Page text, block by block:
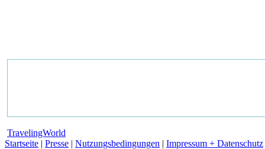
TravelingWorld
Startseite | Presse | Nutzungsbedingungen | Impressum + Datenschutz